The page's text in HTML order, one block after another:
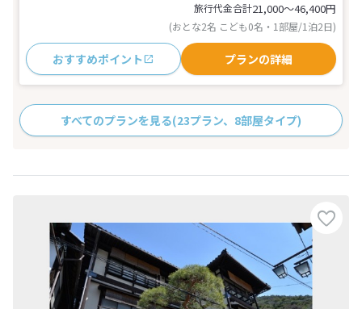
旅行代金合計21,000〜46,400円
(おとな2名 こども0名・1部屋/1泊2日)
おすすめポイント プランの詳細
すべてのプランを見る(23プラン、8部屋タイプ)